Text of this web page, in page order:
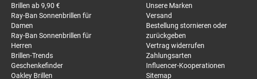
Brillen ab 9,90 €
Ray-Ban Sonnenbrillen für
Damen
Ray-Ban Sonnenbrillen für
Herren
Brillen-Trends
Geschenkefinder
Oakley Brillen
Unsere Marken
Versand
Bestellung stornieren oder
zurückgeben
Vertrag widerrufen
Zahlungsarten
Influencer-Kooperationen
Sitemap